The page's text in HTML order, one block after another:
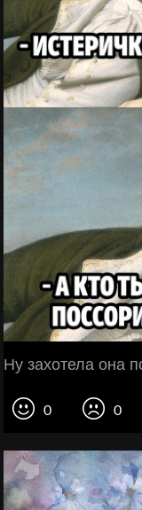
Ну захотела она
0 0